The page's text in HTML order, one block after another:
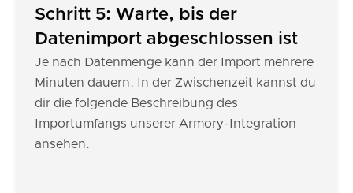
Schritt 5: Warte, bis der
Datenimport abgeschlossen ist
Je nach Datenmenge kann der Import mehrere
Minuten dauern. In der Zwischenzeit kannst du
dir die folgende Beschreibung des
Importumfangs unserer Armory-Integration
ansehen.